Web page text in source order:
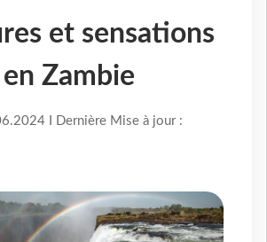
et sensations
Zambie
I Dernière Mise à jour :